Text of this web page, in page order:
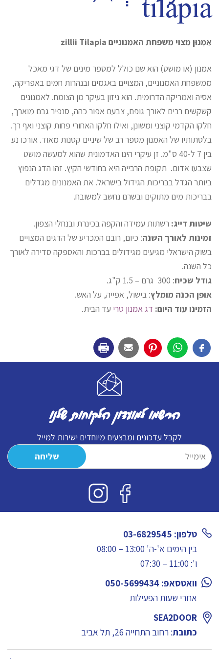
tilapia
אַמְנוּן מצוי משפחת האמנוניים zillii Tilapia
אמנון (או מושט) הוא שם כולל למספר מינים של דגי מאכל
ממשפחת האמנוניים, המצויים באגמים ובנהרות חמים באפריקה,
אסיה ואמריקה הדרומית. הוא ניזון בעיקר מן הצומח. לאמנונים
קשקשים רבים לאורך גופם, צבעם אפור כהה, סנפיר גבם מוארך,
חלקו הקדמי קוצני ומשונן, ואילו חלקו האחורי פחות קוצני ואף רך.
בלסתותיו של האמנון מספר רב של שיניים קטנות מאוד. אורכו נע
בין 7 ל-40 ס"מ. זן עיקרי הינו האדמונית שהוא למעשה מושט
שצבעו אדום. תקופת הרבייה היא בחודשי הקיץ. זהו הדג הנפוץ
ביותר הגדל בבריכות הגידול בישראל. את האמנונים מגדלים
בבריכות מים מתוקים ובשרם נחשב למשובח.
שיטות דייג: רשתות עמידה והקפה בכינרת ובנחלי הצפון.
זמינות לאורך השנה: כיום, רובם המכריע של הדגים המצויים
בשוק הישראלי מגיעים מגידולים בברכות והאספקה סדירה לאורך
כל השנה.
גודל שכיח: 300 גרם – 1.5 ק"ג.
אופן הכנה מומלץ: בישול, אפייה, על האש.
הזמינו עוד היום: דג אמנון טרי עד הבית.
הרשמו למועדון הלקוחות שלנו
לקבל עדכונים ומבצעים מיוחדים ישירות למייל
טלפון: 03-6829545
בין הימים א'-ה' 13:00 – 08:00
ו': 11:00 – 07:30
וואטסאפ: 050-5699434
אחרי שעות הפעילות
SEA2DOOR
כתובת: רחוב התחייה 26, תל אביב